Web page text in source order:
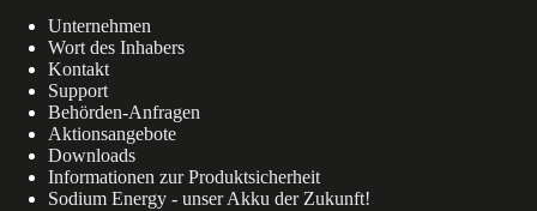
Unternehmen
Wort des Inhabers
Kontakt
Support
Behörden-Anfragen
Aktionsangebote
Downloads
Informationen zur Produktsicherheit
Sodium Energy - unser Akku der Zukunft!